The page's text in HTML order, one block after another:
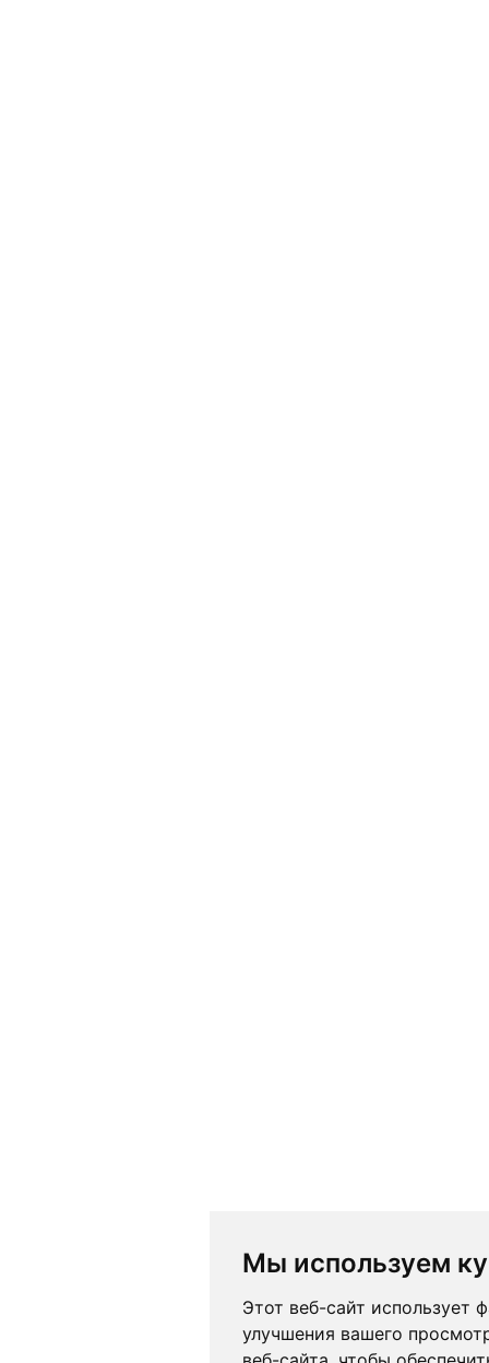
Мы используем
Этот веб-сайт использует
улучшения вашего